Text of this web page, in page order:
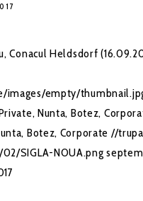
Conacul Heldsdorf
images/empty/
Nunta, Botez,
Botez, Corporate //
SIGLA-NOUA.png